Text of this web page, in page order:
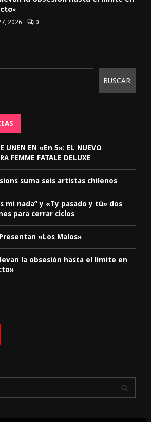
2026 0
BUSCAR
UNEN EN «En 5»: EL NUEVO
FEMME FATALE DELUXE
suma seis artistas chilenos
mi nada” y «Ty pasado y tú» dos
para cerrar ciclos
«Los Malos»
la obsesión hasta el límite en